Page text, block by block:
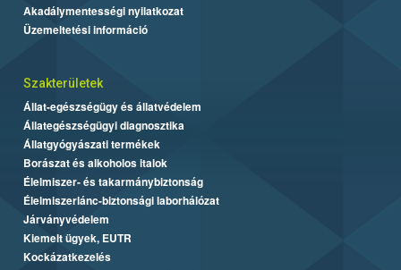
Akadálymentességi nyilatkozat
Üzemeltetési információ
Szakterületek
Állat-egészségügy és állatvédelem
Állategészségügyi diagnosztika
Állatgyógyászati termékek
Borászat és alkoholos italok
Élelmiszer- és takarmánybiztonság
Élelmiszerlánc-biztonsági laborhálózat
Járványvédelem
Kiemelt ügyek, EUTR
Kockázatkezelés